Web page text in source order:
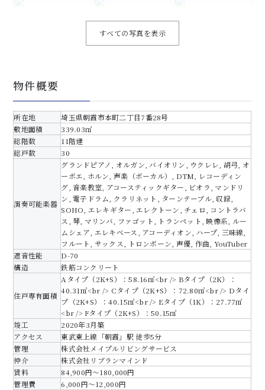
すべての写真を表示
物件概要
所在地
埼玉県朝霞市本町二丁目7番28号
敷地面積
339.03㎡
総階数
11階建
総戸数
30
演奏可能楽器
グランドピアノ, オルガン, バイオリン, ウクレレ, 胡弓, オ
ーボエ, ホルン, 声楽（ボーカル）, DTM, レコーディン
グ, 音楽教室, アコースティックギター, ビオラ, マンドリ
ン, 電子ドラム, クラリネット, ターンテーブル, 収録,
SOHO, エレキギター, エレクトーン, チェロ, コントラバ
ス, 琴, マリンバ, ファゴット, トランペット, 映像系, ルー
ムシェア, エレキベース, アコーディオン, ハープ, 三味線,
フルート, サックス, トロンボーン, 声優, 作曲, YouTuber
遮音性能
D-70
構造
鉄筋コンクリート
住戸専有面積
Aタイプ（2K+S）：58.16㎡<br /> Bタイプ（2K）：
40.31㎡<br /> Cタイプ（2K+S）：72.80㎡<br /> Dタイ
プ（2K+S）：40.15㎡<br /> Eタイプ（1K）：27.77㎡
<br /> Fタイプ（2K+S）：50.15㎡
竣工
2020年3月築
アクセス
東武東上線「朝霞」駅 徒歩5分
管理
株式会社メイプルリビングサービス
仲介
株式会社リブランマインド
賃料
84,900円～180,000円
管理費
6,000円～12,000円